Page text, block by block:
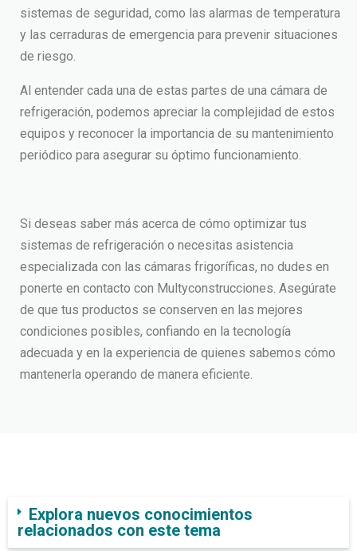
sistemas de seguridad, como las alarmas de temperatura
y las cerraduras de emergencia para prevenir situaciones
de riesgo.
Al entender cada una de estas partes de una cámara de
refrigeración, podemos apreciar la complejidad de estos
equipos y reconocer la importancia de su mantenimiento
periódico para asegurar su óptimo funcionamiento.
Si deseas saber más acerca de cómo optimizar tus
sistemas de refrigeración o necesitas asistencia
especializada con las cámaras frigoríficas, no dudes en
ponerte en contacto con Multyconstrucciones. Asegúrate
de que tus productos se conserven en las mejores
condiciones posibles, confiando en la tecnología
adecuada y en la experiencia de quienes sabemos cómo
mantenerla operando de manera eficiente.
Explora nuevos conocimientos
relacionados con este tema